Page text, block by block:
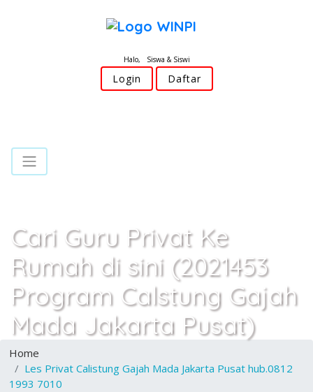
Halo, Siswa & Siswi
Login Daftar
Cari Guru Privat Ke
Rumah di sini (2021453
Program Calstung Gajah
Mada Jakarta Pusat)
Home
Les Privat Calistung Gajah Mada Jakarta Pusat hub.0812
1993 7010